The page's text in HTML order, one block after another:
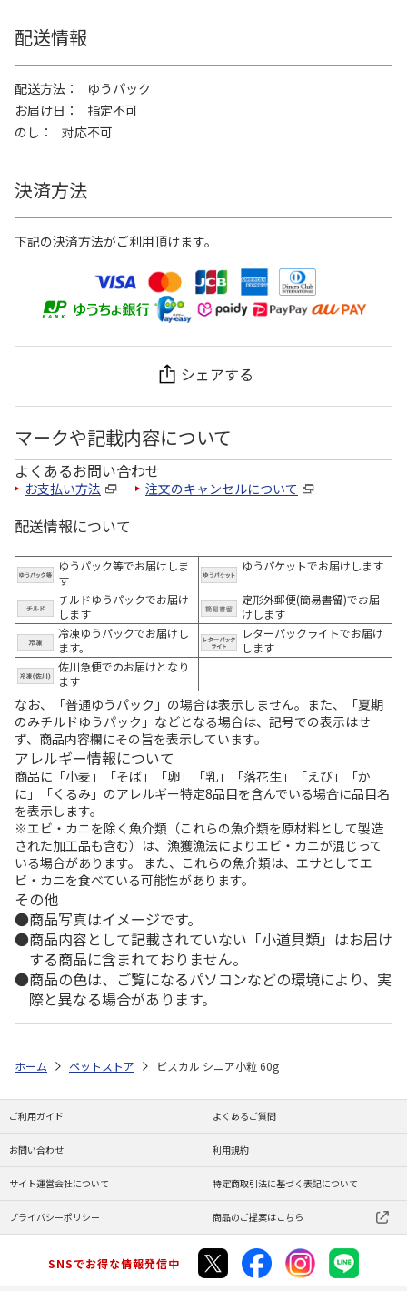
配送情報
配送方法
ゆうパック
お届け日
指定不可
のし
対応不可
決済方法
下記の決済方法がご利用頂けます。
シェアする
マークや記載内容について
よくあるお問い合わせ
お支払い方法 注文のキャンセルについて
配送情報について
ゆうパック等でお届けしま
す
ゆうパケットでお届けします
チルドゆうパックでお届け
します
定形外郵便(簡易書留)でお届
けします
冷凍ゆうパックでお届けし
ます。
レターパックライトでお届け
します
佐川急便でのお届けとなり
ます
なお、「普通ゆうパック」の場合は表示しません。また、「夏期
のみチルドゆうパック」などとなる場合は、記号での表示はせ
ず、商品内容欄にその旨を表示しています。
アレルギー情報について
商品に「小麦」「そば」「卵」「乳」「落花生」「えび」「か
に」「くるみ」のアレルギー特定8品目を含んでいる場合に品目名
を表示します。
※エビ・カニを除く魚介類（これらの魚介類を原材料として製造
された加工品も含む）は、漁獲漁法によりエビ・カニが混じって
いる場合があります。 また、これらの魚介類は、エサとしてエ
ビ・カニを食べている可能性があります。
その他
商品写真はイメージです。
商品内容として記載されていない「小道具類」はお届け
する商品に含まれておりません。
商品の色は、ご覧になるパソコンなどの環境により、実
際と異なる場合があります。
ホーム ペットストア ビスカル シニア小粒 60g
ご利用ガイド よくあるご質問
お問い合わせ 利用規約
サイト運営会社について 特定商取引法に基づく表記について
プライバシーポリシー 商品のご提案はこちら
SNSでお得な情報発信中